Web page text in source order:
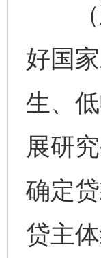
（五
好国
生、
展研
确定
贷主